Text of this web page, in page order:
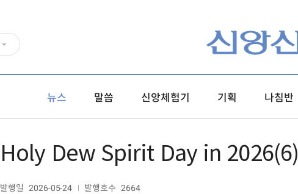
뉴스 말씀 신앙체험기 기획 나침반
Holy Dew Spirit Day in 2026(6)
발행일 2026-05-24 발행호수 2664